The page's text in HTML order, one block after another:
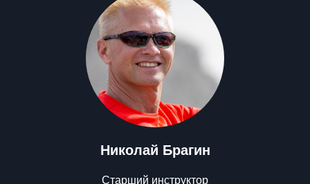
Николай Брагин
Старший инструктор